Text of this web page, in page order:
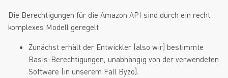
Die Berechtigungen für die Amazon API sind durch ein recht
komplexes Modell geregelt:
Zunächst erhält der Entwickler (also wir) bestimmte
Basis-Berechtigungen, unabhängig von der verwendeten
Software (in unserem Fall Byzo).